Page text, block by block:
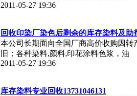
2011-05-27 19:36
回收印染厂染色后剩余的库存染料及助
本公司长期面向全国厂商高价收购因
旧；各种染料,颜料,印花涂料色浆，油
2011-05-27 19:36
库存染料专业回收13731046131